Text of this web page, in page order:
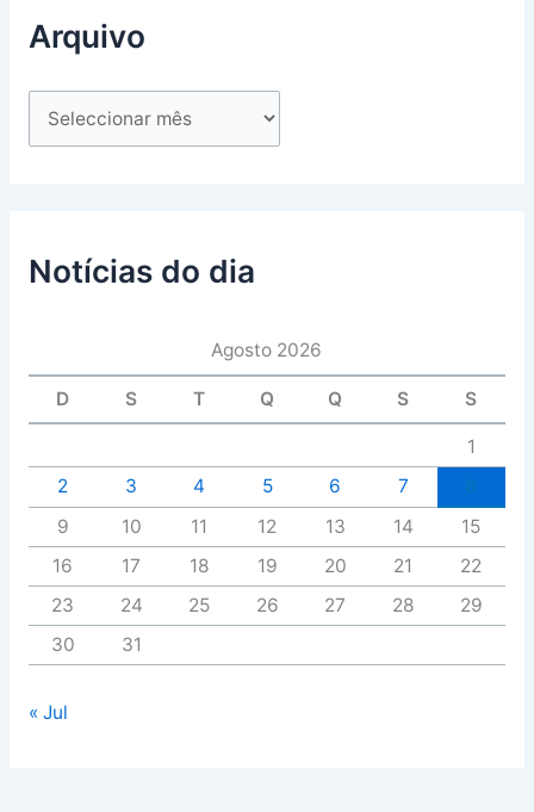
Arquivo
Notícias do dia
Agosto 2026
D S T Q Q S S
1
2
3 4 5 6 7
9
10 11 12 13 14
15
16
17 18 19 20 21
22
23
24 25 26 27 28
29
30
31
« Jul